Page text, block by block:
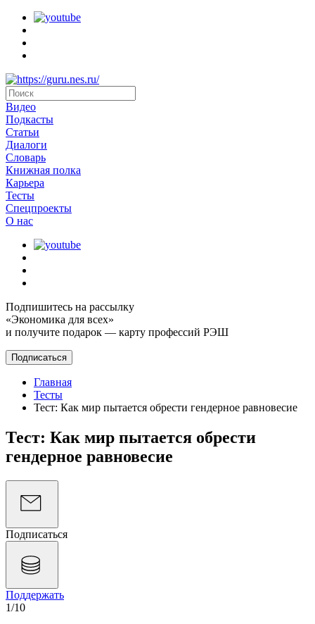
Видео
Подкасты
Статьи
Диалоги
Словарь
Книжная полка
Карьера
Тесты
Спецпроекты
О наc
Подпишитесь на рассылку
«Экономика для всех»
и получите подарок — карту профессий РЭШ
Подписаться
Главная
Тесты
Тест: Как мир пытается обрести гендерное равновесие
Тест: Как мир пытается обрести
гендерное равновесие
Подписаться
Поддержать
1/10